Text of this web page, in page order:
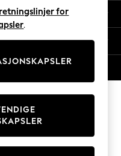
retningslinjer for
.